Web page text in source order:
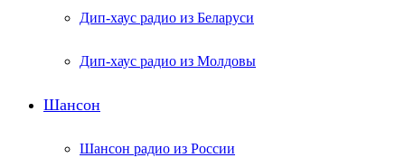
Дип-хаус радио из Беларуси
Дип-хаус радио из Молдовы
Шансон
Шансон радио из России